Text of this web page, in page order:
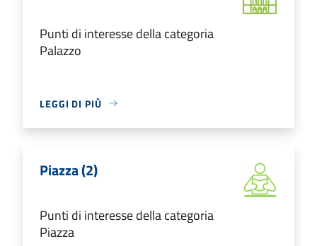
Punti di interesse della categoria
Palazzo
LEGGI DI PIÙ
Piazza (2)
Punti di interesse della categoria
Piazza